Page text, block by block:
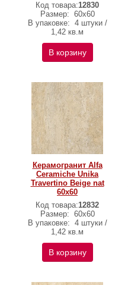
Код товара:12830
Размер: 60х60
В упаковке: 4 штуки /
1,42 кв.м
В корзину
Керамогранит Alfa
Ceramiche Unika
Travertino Beige nat
60х60
Код товара:12832
Размер: 60х60
В упаковке: 4 штуки /
1,42 кв.м
В корзину